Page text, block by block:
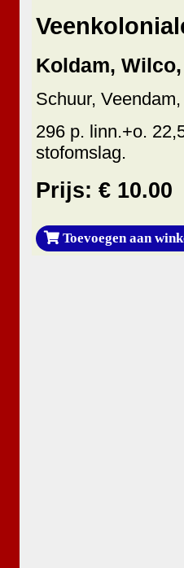
Koldam,
Schuur,
296 p. linn.+o.
stofomslag.
Prijs: € 10.00
Toevoegen aan